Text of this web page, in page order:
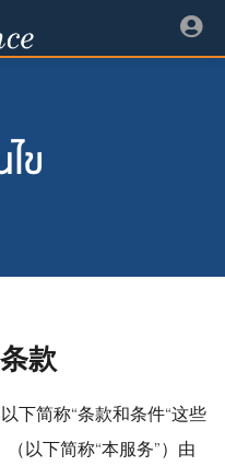
ข
款
下简称“条款和条件“这些
以下简称“本服务”）由